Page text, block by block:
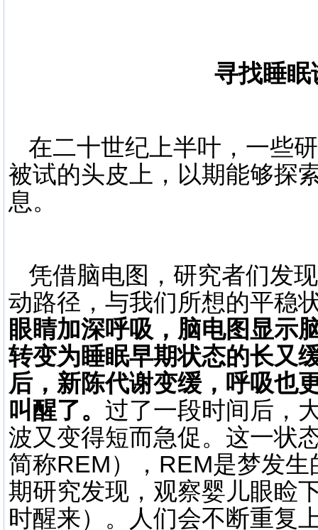
寻找睡
在二十世纪上半叶，一些
被试的头皮上，以期能够探
息。
凭借脑电图，研究者们发
动路径，与我们所想的平稳
眼睛加深呼吸，脑电图显示
转变为睡眠早期状态的长又
后，新陈代谢变缓，呼吸也
叫醒了。 过了一段时间后，
波又变得短而急促。这一状
简称REM），REM是梦发
期研究发现，观察婴儿眼睑
时醒来）。人们会不断重复